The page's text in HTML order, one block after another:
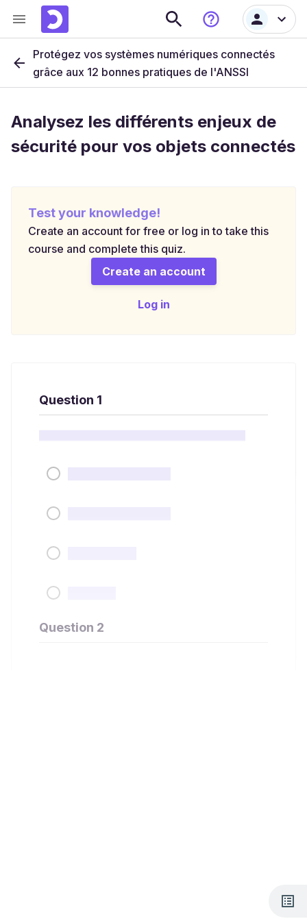
Protégez vos systèmes numériques connectés
grâce aux 12 bonnes pratiques de l'ANSSI
Analysez les différents enjeux de
sécurité pour vos objets connectés
Test your knowledge!
Create an account for free or log in to take this
course and complete this quiz.
Create an account
Log in
Question 1
Question 2